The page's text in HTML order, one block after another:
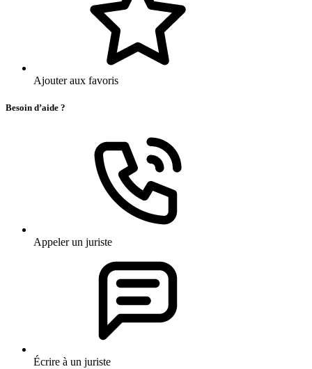
Ajouter aux favoris
Besoin d’aide ?
Appeler un juriste
Écrire à un juriste